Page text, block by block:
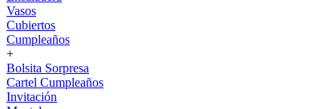
Vasos
Cubiertos
Cumpleaños
+
Bolsita Sorpresa
Cartel Cumpleaños
Invitación